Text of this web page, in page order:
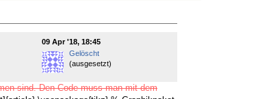
09 Apr '18, 18:45
Gelöscht
(ausgesetzt)
sind. Den Code muss man mit dem